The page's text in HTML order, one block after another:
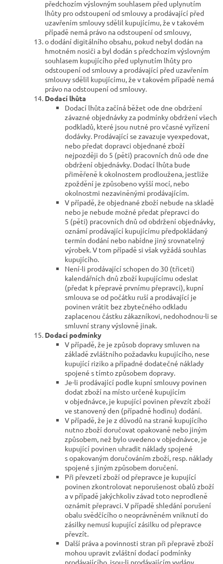
předchozím výslovným souhlasem před uplynutím
lhůty pro odstoupení od smlouvy a prodávající před
uzavřením smlouvy sdělil kupujícímu, že v takovém
případě nemá právo na odstoupení od smlouvy,
o dodání digitálního obsahu, pokud nebyl dodán na
hmotném nosiči a byl dodán s předchozím výslovným
souhlasem kupujícího před uplynutím lhůty pro
odstoupení od smlouvy a prodávající před uzavřením
smlouvy sdělil kupujícímu, že v takovém případě nemá
právo na odstoupení od smlouvy.
Dodací lhůta
Dodací lhůta začíná běžet ode dne obdržení
závazné objednávky za podmínky obdržení všech
podkladů, které jsou nutné pro včasné vyřízení
dodávky. Prodávající se zavazuje vyexpedovat,
nebo předat dopravci objednané zboží
nejpozději do 5 (pěti) pracovních dnů ode dne
obdržení objednávky. Dodací lhůta bude
přiměřeně k okolnostem prodloužena, jestliže
zpoždění je způsobeno vyšší mocí, nebo
okolnostmi nezaviněnými prodávajícím.
V případě, že objednané zboží nebude na skladě
nebo je nebude možné předat přepravci do
5 (pěti) pracovních dnů od obdržení objednávky,
oznámí prodávající kupujícímu předpokládaný
termín dodání nebo nabídne jiný srovnatelný
výrobek. V tom případě si však vyžádá souhlas
kupujícího.
Není-li prodávající schopen do 30 (třiceti)
kalendářních dnů zboží kupujícímu odeslat
(předat k přepravě prvnímu přepravci), kupní
smlouva se od počátku ruší a prodávající je
povinen vrátit bez zbytečného odkladu
zaplacenou částku zákazníkovi, nedohodnou-li se
smluvní strany výslovně jinak.
Dodací podmínky
V případě, že je způsob dopravy smluven na
základě zvláštního požadavku kupujícího, nese
kupující riziko a případné dodatečné náklady
spojené s tímto způsobem dopravy.
Je-li prodávající podle kupní smlouvy povinen
dodat zboží na místo určené kupujícím
v objednávce, je kupující povinen převzít zboží
ve stanovený den (případně hodinu) dodání.
V případě, že je z důvodů na straně kupujícího
nutno zboží doručovat opakovaně nebo jiným
způsobem, než bylo uvedeno v objednávce, je
kupující povinen uhradit náklady spojené
s opakovaným doručováním zboží, resp. náklady
spojené s jiným způsobem doručení.
Při převzetí zboží od přepravce je kupující
povinen zkontrolovat neporušenost obalů zboží
a v případě jakýchkoliv závad toto neprodleně
oznámit přepravci. V případě shledání porušení
obalu svědčícího o neoprávněném vniknutí do
zásilky nemusí kupující zásilku od přepravce
převzít.
Další práva a povinnosti stran při přepravě zboží
mohou upravit zvláštní dodací podmínky
prodávajícího, jsou-li prodávajícím vydány.